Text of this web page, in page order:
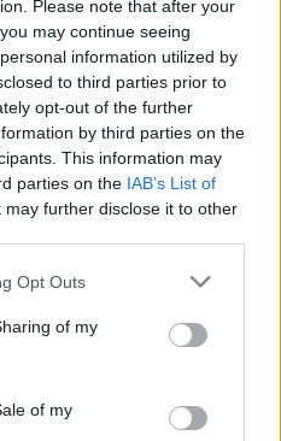
Please note that after your
may continue seeing
information utilized by
to third parties prior to
opt-out of the further
by third parties on the
This information may
parties on the IAB’s List of
may further disclose it to other
Opt Outs
of my
of my
HISTORIAS